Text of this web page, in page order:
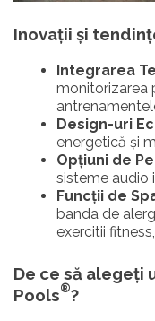
Inovații și
Integrarea
monitorizarea
Design-uri
energetică și
Opțiuni de
sisteme audio
Funcții de
banda de
exercitii
De ce să alegeți
Pools®?